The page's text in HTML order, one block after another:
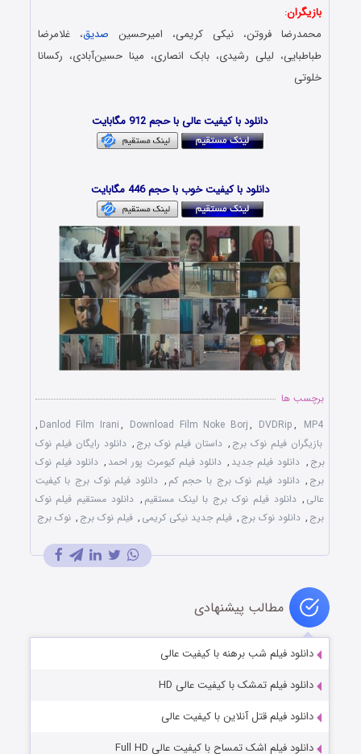
بازیگران:
محمدرضا فروتن، نیکی کریمی، امیرحسین صدیق، غلامرضا
طباطبایی، لیلی رشیدی، بابک انصاری، مینا حسین‌آبادی، رکسانا
خلوتی
دانلود با کیفیت عالی با حجم 912 مگابایت
دانلود با کیفیت خوب با حجم 446 مگابایت
برچسب ها
Danlod Film Irani, Download Film Noke Borj, DVDRip, MP4
,
بازیگران فیلم نوک برج , داستان فیلم نوک برج , دانلود رایگان فیلم نوک
برج , دانلود فیلم جدید , دانلود فیلم کیومرث پور احمد , دانلود فیلم نوک
برج , دانلود فیلم نوک برج با حجم کم , دانلود فیلم نوک برج با کیفیت
عالی , دانلود فیلم نوک برج با لینک مستقیم , دانلود مستقیم فیلم نوک
برج , دانلود نوک برج , فیلم جدید نیکی کریمی , فیلم نوک برج , نوک برج
مطالب پیشنهادی
دانلود فیلم شب برهنه با کیفیت عالی
دانلود فیلم تمشک با کیفیت عالی HD
دانلود فیلم قتل آنلاین با کیفیت عالی
دانلود فیلم اشک تمساح با کیفیت عالی Full HD